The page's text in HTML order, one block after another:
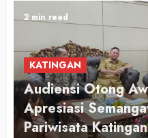
2 min read
KATINGAN
Audiensi Otong
Apresiasi
Pariwisata Katingan